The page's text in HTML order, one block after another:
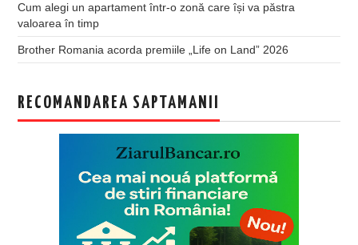
Cum alegi un apartament într-o zonă care își va păstra
valoarea în timp
Brother Romania acorda premiile „Life on Land” 2026
RECOMANDAREA SAPTAMANII